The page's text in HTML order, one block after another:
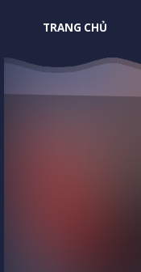
TRANG CHỦ